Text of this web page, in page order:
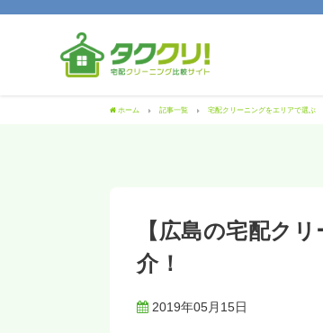
ホーム 記事一覧 宅配クリーニングをエリアで選ぶ
【広島の宅配ク
介！
2019年05月15日